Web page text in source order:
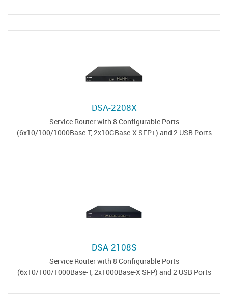
DSA-2208X
Service Router with 8 Configurable Ports
(6x10/100/1000Base-T, 2x10GBase-X SFP+) and 2 USB Ports
DSA-2108S
Service Router with 8 Configurable Ports
(6x10/100/1000Base-T, 2x1000Base-X SFP) and 2 USB Ports